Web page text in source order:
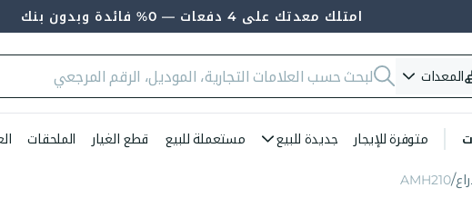
امتلك معدتك على 4 دفعات — 0% فائدة وبدون بنك
المعدات
متوفرة للإيجار جديدة للبيع مستعملة للبيع قطع الغيار الملحقات
AMH210